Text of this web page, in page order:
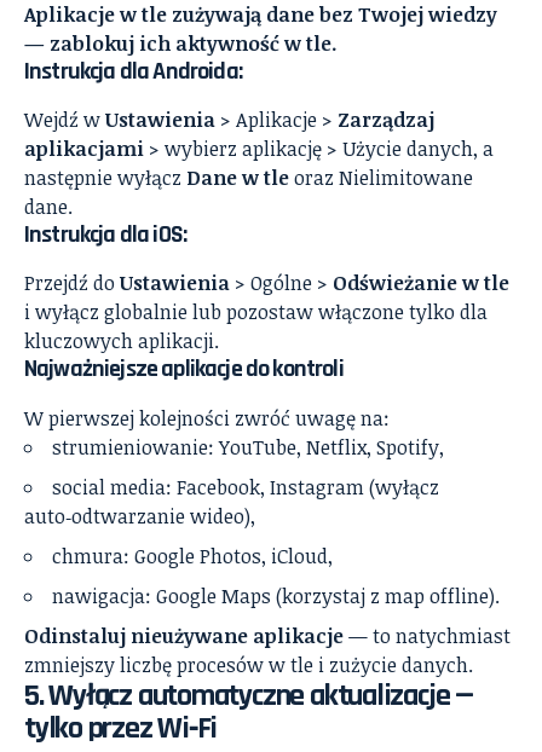
Aplikacje w tle zużywają dane bez Twojej wiedzy
— zablokuj ich aktywność w tle.
Instrukcja dla Androida:
Wejdź wUstawienia > Aplikacje > Zarządzaj
aplikacjami > wybierz aplikację > Użycie danych, a
następnie wyłącz Dane w tleoraz Nielimitowane
dane.
Instrukcja dla iOS:
Przejdź do Ustawienia > Ogólne > Odświeżanie w tle
i wyłącz globalnie lub pozostaw włączone tylko dla
kluczowych aplikacji.
Najważniejsze aplikacje do kontroli
W pierwszej kolejności zwróć uwagę na:
strumieniowanie: YouTube, Netflix, Spotify,
social media: Facebook, Instagram (wyłącz
auto‑odtwarzanie wideo),
chmura: Google Photos, iCloud,
nawigacja: Google Maps (korzystaj z map offline).
Odinstaluj nieużywane aplikacje— to natychmiast
zmniejszy liczbę procesów w tle i zużycie danych.
5. Wyłącz automatyczne aktualizacje —
tylko przez Wi‑Fi